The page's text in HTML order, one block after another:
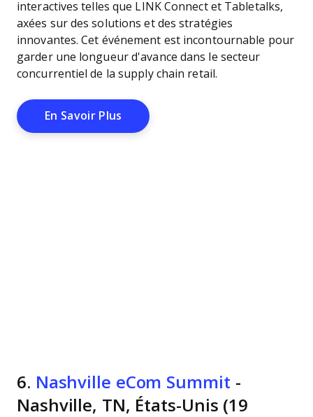
interactives telles que LINK Connect et Tabletalks,
axées sur des solutions et des stratégies
innovantes. Cet événement est incontournable pour
garder une longueur d'avance dans le secteur
concurrentiel de la supply chain retail.
En Savoir Plus Opens New Window
6. Nashville eCom Summit -
Nashville, TN, États-Unis (19